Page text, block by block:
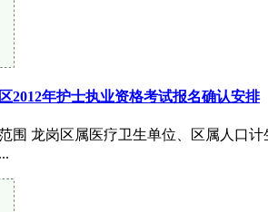
2012年护士执业资格考试报名确认安排
围 龙岗区属医疗卫生单位、区属人口